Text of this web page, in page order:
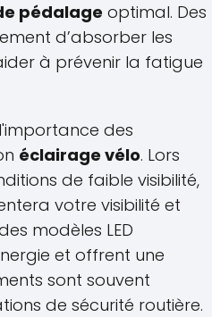
pédalage optimal. Des
d’absorber les
à prévenir la fatigue
des
éclairage vélo. Lors
de faible visibilité,
votre visibilité et
modèles LED
et offrent une
sont souvent
de sécurité routière.